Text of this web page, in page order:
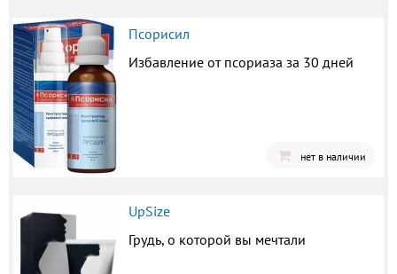
Псорисил
Избавление от псориаза за 30 дней
нет в наличии
UpSize
Грудь, о которой вы мечтали